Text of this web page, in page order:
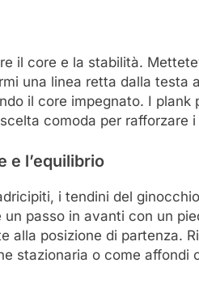
il core e la stabilità.
una linea retta dalla testa
il core impegnato. I plank
comoda per rafforzare
e l’equilibrio
i tendini del
passo in avanti con un
posizione di partenza.
stazionaria o come affondi